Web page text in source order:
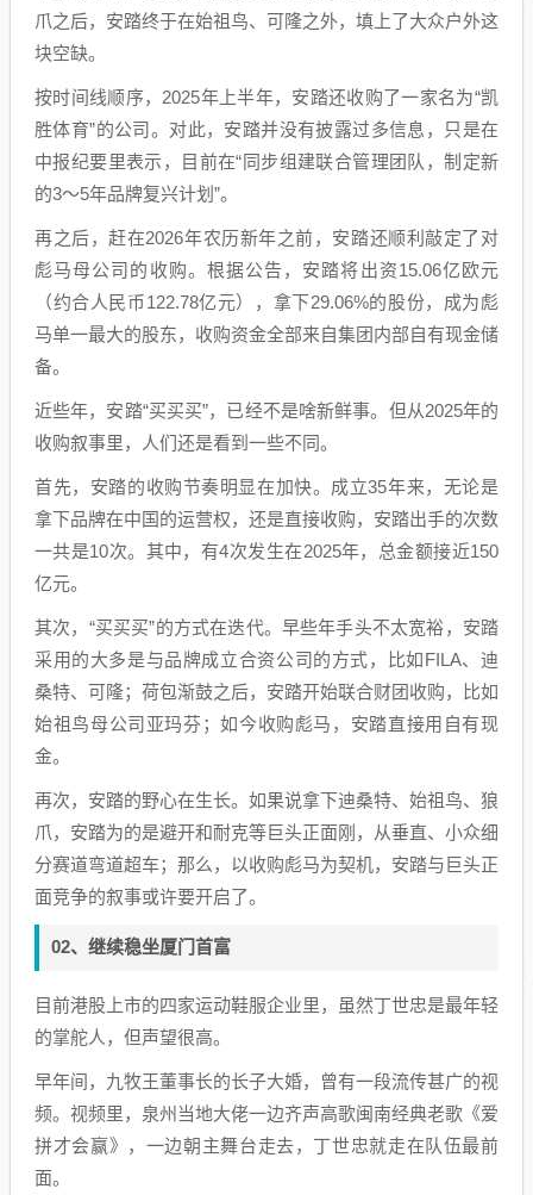
爪之后，安踏终于在始祖鸟、可隆之外，填上了大众户外这
块空缺。
按时间线顺序，2025年上半年，安踏还收购了一家名为“凯
胜体育”的公司。对此，安踏并没有披露过多信息，只是在
中报纪要里表示，目前在“同步组建联合管理团队，制定新
的3～5年品牌复兴计划”。
再之后，赶在2026年农历新年之前，安踏还顺利敲定了对
彪马母公司的收购。根据公告，安踏将出资15.06亿欧元
（约合人民币122.78亿元），拿下29.06%的股份，成为彪
马单一最大的股东，收购资金全部来自集团内部自有现金储
备。
近些年，安踏“买买买”，已经不是啥新鲜事。但从2025年的
收购叙事里，人们还是看到一些不同。
首先，安踏的收购节奏明显在加快。成立35年来，无论是
拿下品牌在中国的运营权，还是直接收购，安踏出手的次数
一共是10次。其中，有4次发生在2025年，总金额接近150
亿元。
其次，“买买买”的方式在迭代。早些年手头不太宽裕，安踏
采用的大多是与品牌成立合资公司的方式，比如FILA、迪
桑特、可隆；荷包渐鼓之后，安踏开始联合财团收购，比如
始祖鸟母公司亚玛芬；如今收购彪马，安踏直接用自有现
金。
再次，安踏的野心在生长。如果说拿下迪桑特、始祖鸟、狼
爪，安踏为的是避开和耐克等巨头正面刚，从垂直、小众细
分赛道弯道超车；那么，以收购彪马为契机，安踏与巨头正
面竞争的叙事或许要开启了。
02、继续稳坐厦门首富
目前港股上市的四家运动鞋服企业里，虽然丁世忠是最年轻
的掌舵人，但声望很高。
早年间，九牧王董事长的长子大婚，曾有一段流传甚广的视
频。视频里，泉州当地大佬一边齐声高歌闽南经典老歌《爱
拼才会赢》，一边朝主舞台走去，丁世忠就走在队伍最前
面。